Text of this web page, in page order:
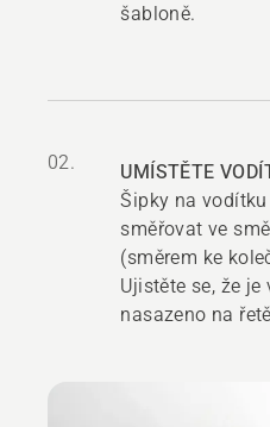
šabloně.
02.
UMÍSTĚTE
Šipky na
směřovat ve
(směrem ke
Ujistěte se, že
nasazeno na